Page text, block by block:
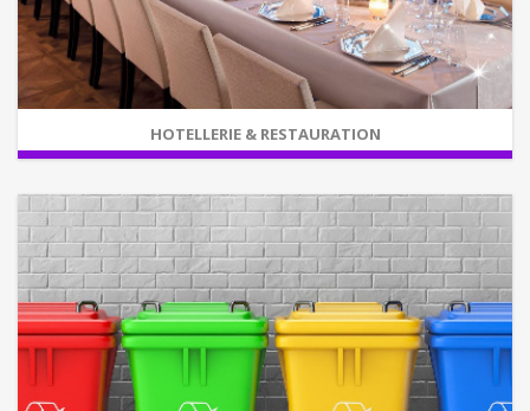
HOTELLERIE & RESTAURATION